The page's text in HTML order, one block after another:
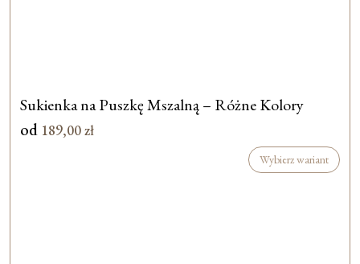
Sukienka na Puszkę Mszalną – Różne Kolory
od 189,00zł
Wybierz wariant